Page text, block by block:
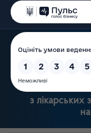
Державна
з лікарських